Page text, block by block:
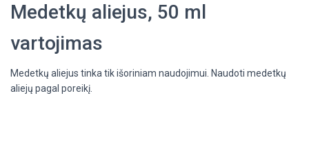
Medetkų aliejus, 50 ml
vartojimas
Medetkų aliejus tinka tik išoriniam naudojimui. Naudoti medetkų
aliejų pagal poreikį.